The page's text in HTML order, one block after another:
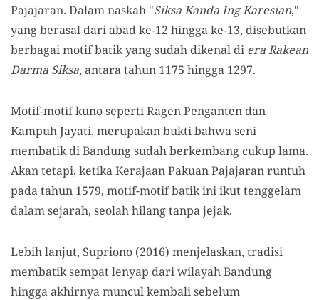
Pajajaran. Dalam naskah "Siksa Kanda Ing Karesian,"
yang berasal dari abad ke-12 hingga ke-13, disebutkan
berbagai motif batik yang sudah dikenal di era Rakean
Darma Siksa, antara tahun 1175 hingga 1297.
Motif-motif kuno seperti Ragen Penganten dan
Kampuh Jayati, merupakan bukti bahwa seni
membatik di Bandung sudah berkembang cukup lama.
Akan tetapi, ketika Kerajaan Pakuan Pajajaran runtuh
pada tahun 1579, motif-motif batik ini ikut tenggelam
dalam sejarah, seolah hilang tanpa jejak.
Lebih lanjut, Supriono (2016) menjelaskan, tradisi
membatik sempat lenyap dari wilayah Bandung
hingga akhirnya muncul kembali sebelum